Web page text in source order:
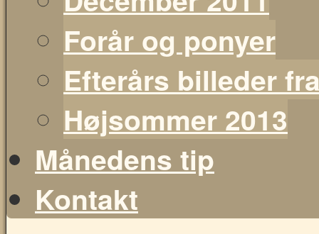
Forår og ponyer
Efterårs billeder
Højsommer 2013
Månedens tip
Kontakt